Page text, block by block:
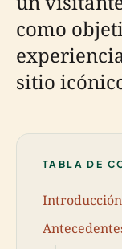
como
sitio
TABLA DE
Introducción